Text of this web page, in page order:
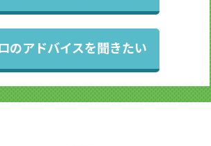
のアドバイスを聞きたい